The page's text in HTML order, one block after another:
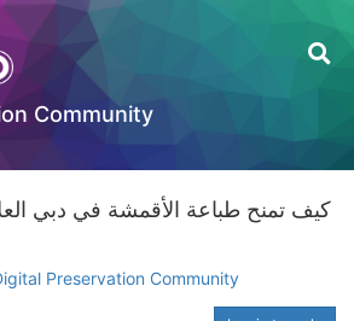
Community
كيف تمنح طباعة الأقمشة في دبي
Preservation Community